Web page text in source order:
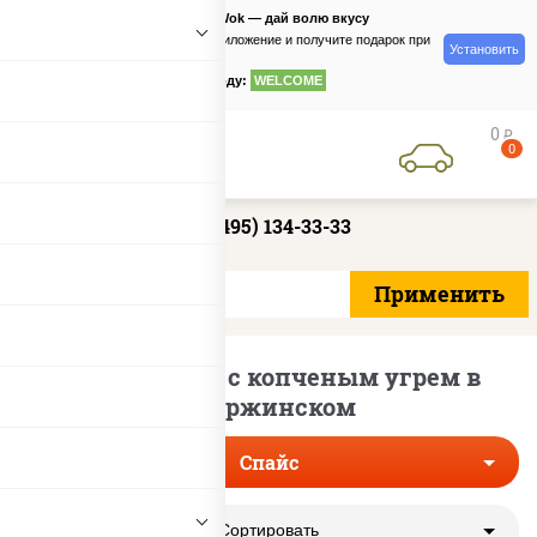
PizzaSushiWok — дай волю вкусу
Скачайте приложение и получите подарок при
по промокоду: WELCOME
Установить
0 руб
0
+7 (495) 134-33-33
Острые суши с копченым угрем в
Дзержинском
Спайс
Сортировать